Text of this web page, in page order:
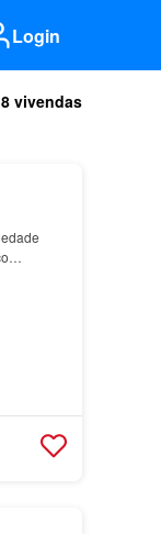
Login
8 vivendas